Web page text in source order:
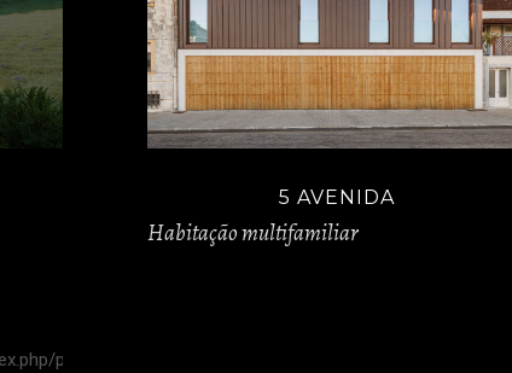
portfolio-
5 AVENIDA
Habitação multifamiliar